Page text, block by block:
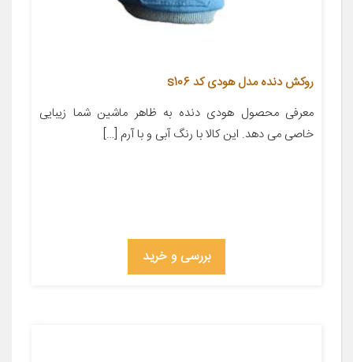
روکش دنده مدل هودی کد s106
معرفی محصول هودی دنده به ظاهر ماشین شما زیبایی
خاصی می دهد. این کالا با رنگ آبی و با آرم […]
بررسی و خرید